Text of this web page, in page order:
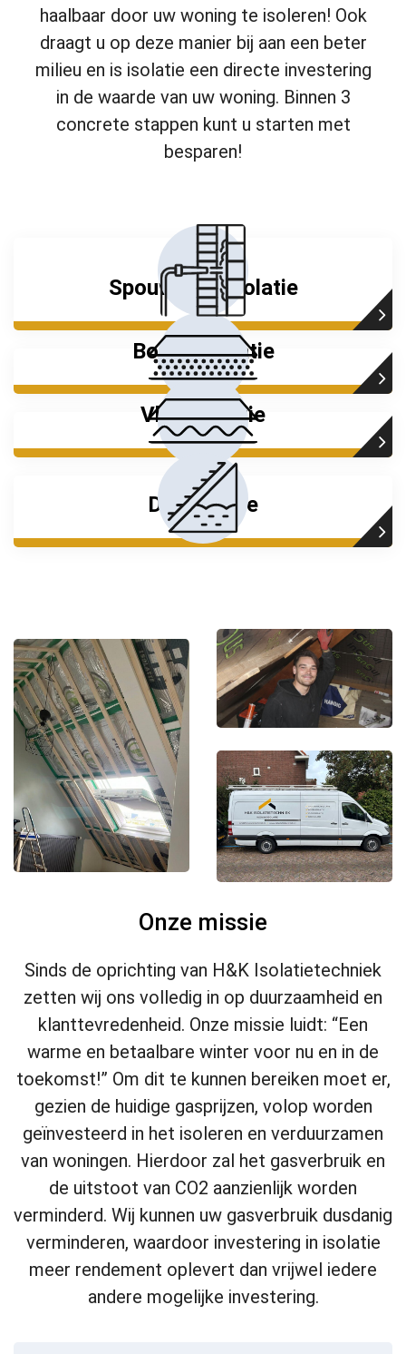
haalbaar door uw woning te isoleren! Ook
draagt u op deze manier bij aan een beter
milieu en is isolatie een directe investering
in de waarde van uw woning. Binnen 3
concrete stappen kunt u starten met
besparen!
Spouwmuurisolatie
Bodemisolatie
Vloerisolatie
Dakisolatie
Onze missie
Sinds de oprichting van H&K Isolatietechniek
zetten wij ons volledig in op duurzaamheid en
klanttevredenheid. Onze missie luidt: “Een
warme en betaalbare winter voor nu en in de
toekomst!” Om dit te kunnen bereiken moet er,
gezien de huidige gasprijzen, volop worden
geïnvesteerd in het isoleren en verduurzamen
van woningen. Hierdoor zal het gasverbruik en
de uitstoot van CO2 aanzienlijk worden
verminderd. Wij kunnen uw gasverbruik dusdanig
verminderen, waardoor investering in isolatie
meer rendement oplevert dan vrijwel iedere
andere mogelijke investering.